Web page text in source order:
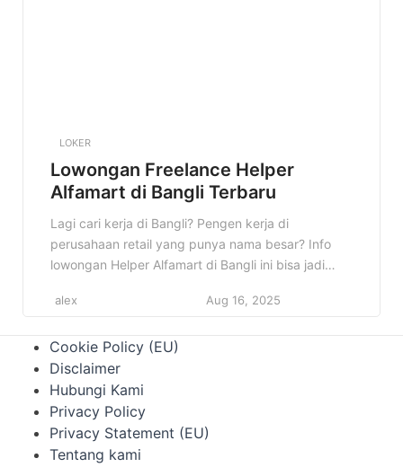
LOKER
Lowongan Freelance Helper
Alfamart di Bangli Terbaru
Lagi cari kerja di Bangli? Pengen kerja di
perusahaan retail yang punya nama besar? Info
lowongan Helper Alfamart di Bangli ini bisa jadi
kesempatan emas untuk memulai karirmu. Jangan
ini, kita akan membahas semua detail tentang
lowongan Helper Alfamart di […]
alex Aug 16, 2025
Cookie Policy (EU)
Disclaimer
Hubungi Kami
Privacy Policy
Privacy Statement (EU)
Tentang kami